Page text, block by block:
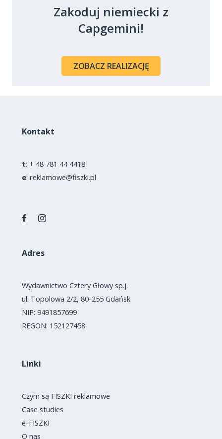
Zakoduj niemiecki z
Capgemini!
ZOBACZ REALIZACJĘ
Kontakt
t: + 48 781 44 4418
e: reklamowe@fiszki.pl
Adres
Wydawnictwo Cztery Głowy sp.j.
ul. Topolowa 2/2, 80-255 Gdańsk
NIP: 9491857699
REGON: 152127458
Linki
Czym są FISZKI reklamowe
Case studies
e-FISZKI
O nas